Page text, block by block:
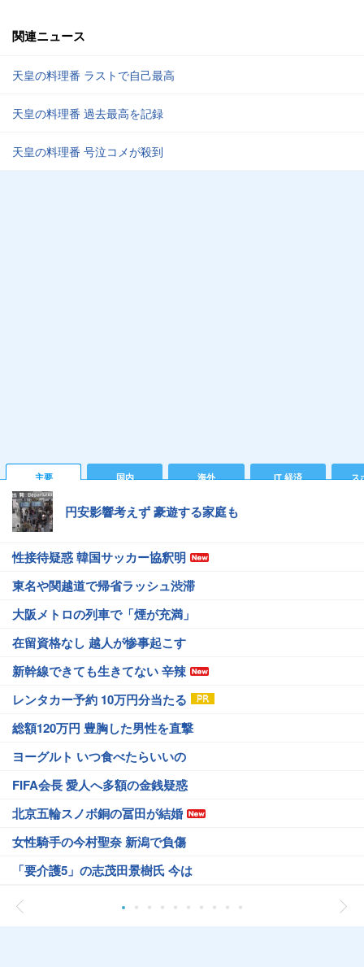
関連ニュース
天皇の料理番 ラストで自己最高
天皇の料理番 過去最高を記録
天皇の料理番 号泣コメが殺到
主要 国内 海外 IT 経済 ス
円安影響考えず 豪遊する家庭も
性接待疑惑 韓国サッカー協釈明
東名や関越道で帰省ラッシュ渋滞
大阪メトロの列車で「煙が充満」
在留資格なし 越人が惨事起こす
新幹線できても生きてない 辛辣
レンタカー予約 10万円分当たる
総額120万円 豊胸した男性を直撃
ヨーグルト いつ食べたらいいの
FIFA会長 愛人へ多額の金銭疑惑
北京五輪スノボ銅の冨田が結婚
女性騎手の今村聖奈 新潟で負傷
「要介護5」の志茂田景樹氏 今は